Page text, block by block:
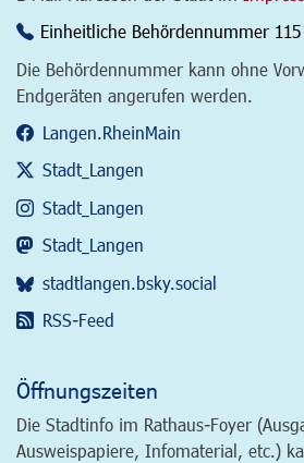
Einheitliche Behördennummer 115
Die Behördennummer kann ohne
Endgeräten angerufen werden.
Langen.RheinMain
Stadt_Langen
Stadt_Langen
Stadt_Langen
stadtlangen.bsky.social
RSS-Feed
Öffnungszeiten
Die Stadtinfo im Rathaus-Foyer
Ausweispapiere, Infomaterial, etc.)